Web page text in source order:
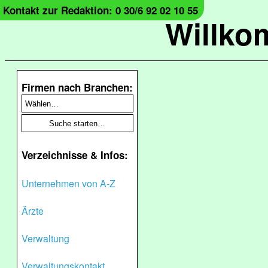
Kontakt zur Redaktion: 0 30/6 92 02 10 55
Firmen nach Branchen:
Verzeichnisse & Infos:
Unternehmen von A-Z
Ärzte
Verwaltung